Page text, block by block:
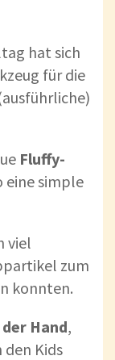
hat sich
für die
Fluffy-
eine simple
viel
zum
konnten.
Hand,
Kids